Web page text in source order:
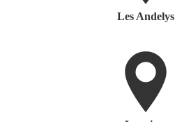
Les Andelys